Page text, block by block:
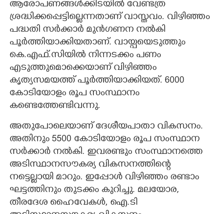
ആരോപണങ്ങൾക്കിടയിൽ വേണ്ടത്ര
ശ്രദ്ധിക്കപ്പെട്ടില്ലെന്നതാണ് വാസ്തവം. വിഴിഞ്ഞം
പദ്ധതി സർക്കാർ മുൻഗണന നൽകി
പൂർത്തിയാക്കിയതാണ്. വായ്പയെടുത്തും
കെ.എഫ്.സിയിൽ നിന്നടക്കം പണം
എടുത്തുമൊക്കെയാണ് വിഴിഞ്ഞം
കൃത്യസമയത്ത് പൂർത്തിയാക്കിയത്. 6000
കോടിയോളം രൂപ സംസ്ഥാനം
കണ്ടെത്തേണ്ടിവന്നു.
അതുപോലെയാണ് ദേശീയപാതാ വികസനം.
അതിനും 5500 കോടിയോളം രൂപ സംസ്ഥാന
സർക്കാർ നൽകി. ഇവരണ്ടും സംസ്ഥാനത്തെ
അടിസ്ഥാനസൗകര്യ വികസനത്തിന്റെ
നട്ടെല്ലായി മാറും. ഇപ്പോൾ വിഴിഞ്ഞം രണ്ടാം
ഘട്ടത്തിനും തുടക്കം കുറിച്ചു. മലയോര,
തീരദേശ ഹൈവേകൾ, ഐ.ടി